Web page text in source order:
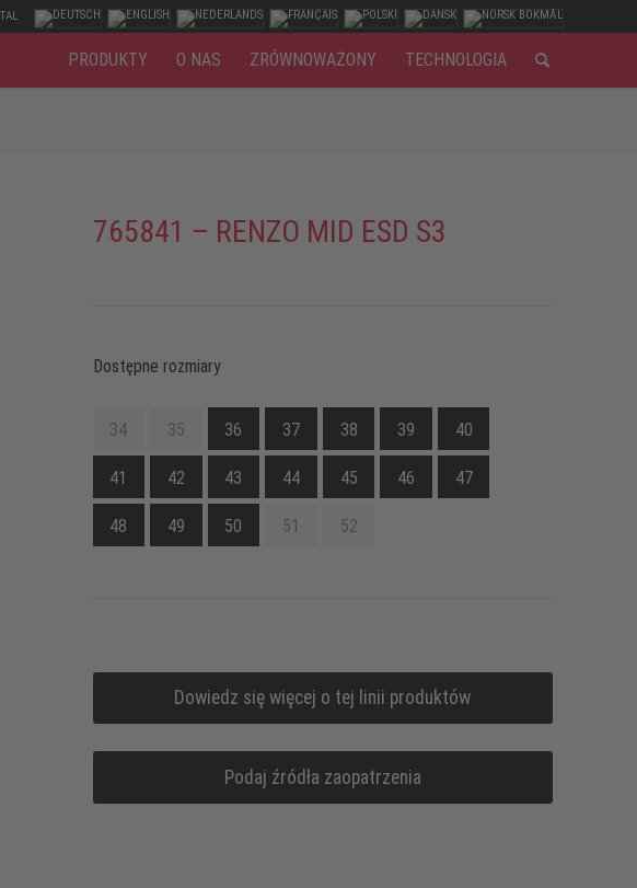
PRODUKTY O NAS ZRÓWNOWAŻONY TECHNOLOGIA
765841 – RENZO MID ESD S3
Dostępne rozmiary
34 35 36 37 38 39 40
41 42 43 44 45 46 47
48 49 50 51 52
Dowiedz się więcej o tej linii produktów
Podaj źródła zaopatrzenia